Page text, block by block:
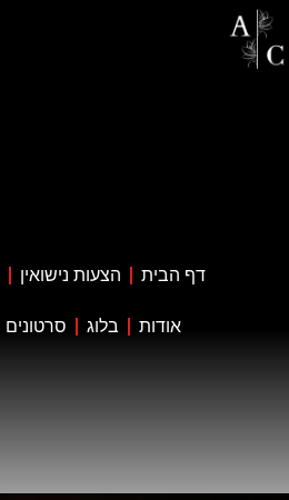
דף הבית הצעות נישואין
אודות בלוג סרטונים